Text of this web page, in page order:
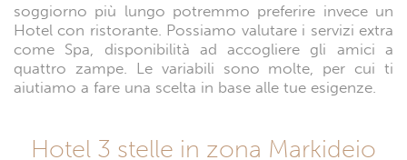
soggiorno più lungo potremmo preferire invece un
Hotel con ristorante. Possiamo valutare i servizi extra
come Spa, disponibilità ad accogliere gli amici a
quattro zampe. Le variabili sono molte, per cui ti
aiutiamo a fare una scelta in base alle tue esigenze.
Hotel 3 stelle in zona Markideio